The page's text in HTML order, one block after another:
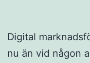
Digital
nu än vid någon